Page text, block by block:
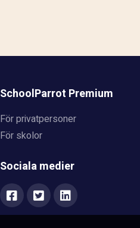
SchoolParrot Premium
För privatpersoner
För skolor
Sociala medier